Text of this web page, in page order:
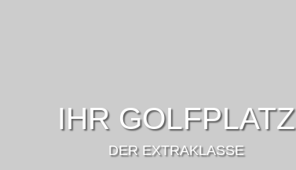
IHR GOLFPLATZ
DER EXTRAKLASSE